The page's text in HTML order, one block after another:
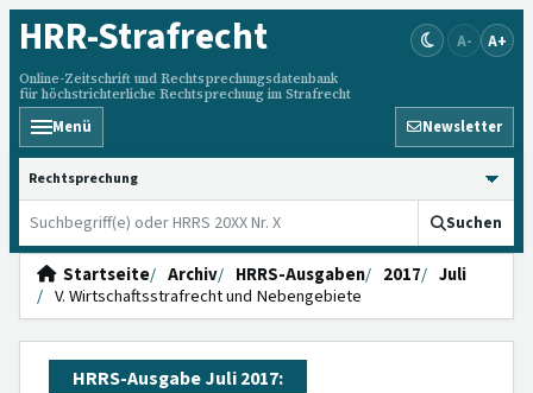
HRR-Strafrecht
Online-Zeitschrift und Rechtsprechungsdatenbank
für höchstrichterliche Rechtsprechung im Strafrecht
A- A+
Menü Newsletter
HRRS durchsuchen
Suchen
Startseite Archiv HRRS-Ausgaben 2017
Juli
V. Wirtschaftsstrafrecht und Nebengebiete
HRRS-Ausgabe Juli 2017: